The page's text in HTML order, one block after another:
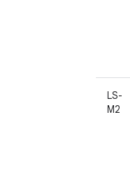
LS-
M2